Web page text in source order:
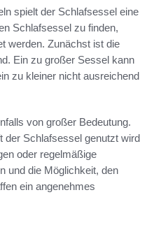
spielt der Schlafsessel eine
Schlafsessel zu finden,
werden. Zunächst ist die
Ein zu großer Sessel kann
zu kleiner nicht ausreichend
von großer Bedeutung.
der Schlafsessel genutzt wird
oder regelmäßige
und die Möglichkeit, den
ein angenehmes